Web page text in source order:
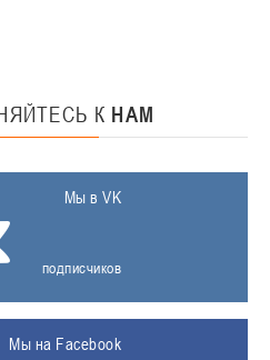
К НАМ
Мы в VK
подписчиков
Мы на Facebook